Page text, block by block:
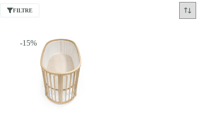
FILTRE
-15%